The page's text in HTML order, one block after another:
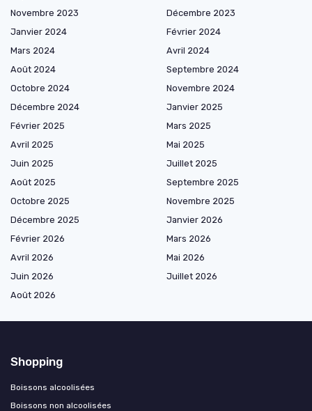
Novembre 2023
Décembre 2023
Janvier 2024
Février 2024
Mars 2024
Avril 2024
Août 2024
Septembre 2024
Octobre 2024
Novembre 2024
Décembre 2024
Janvier 2025
Février 2025
Mars 2025
Avril 2025
Mai 2025
Juin 2025
Juillet 2025
Août 2025
Septembre 2025
Octobre 2025
Novembre 2025
Décembre 2025
Janvier 2026
Février 2026
Mars 2026
Avril 2026
Mai 2026
Juin 2026
Juillet 2026
Août 2026
Shopping
Boissons alcoolisées
Boissons non alcoolisées